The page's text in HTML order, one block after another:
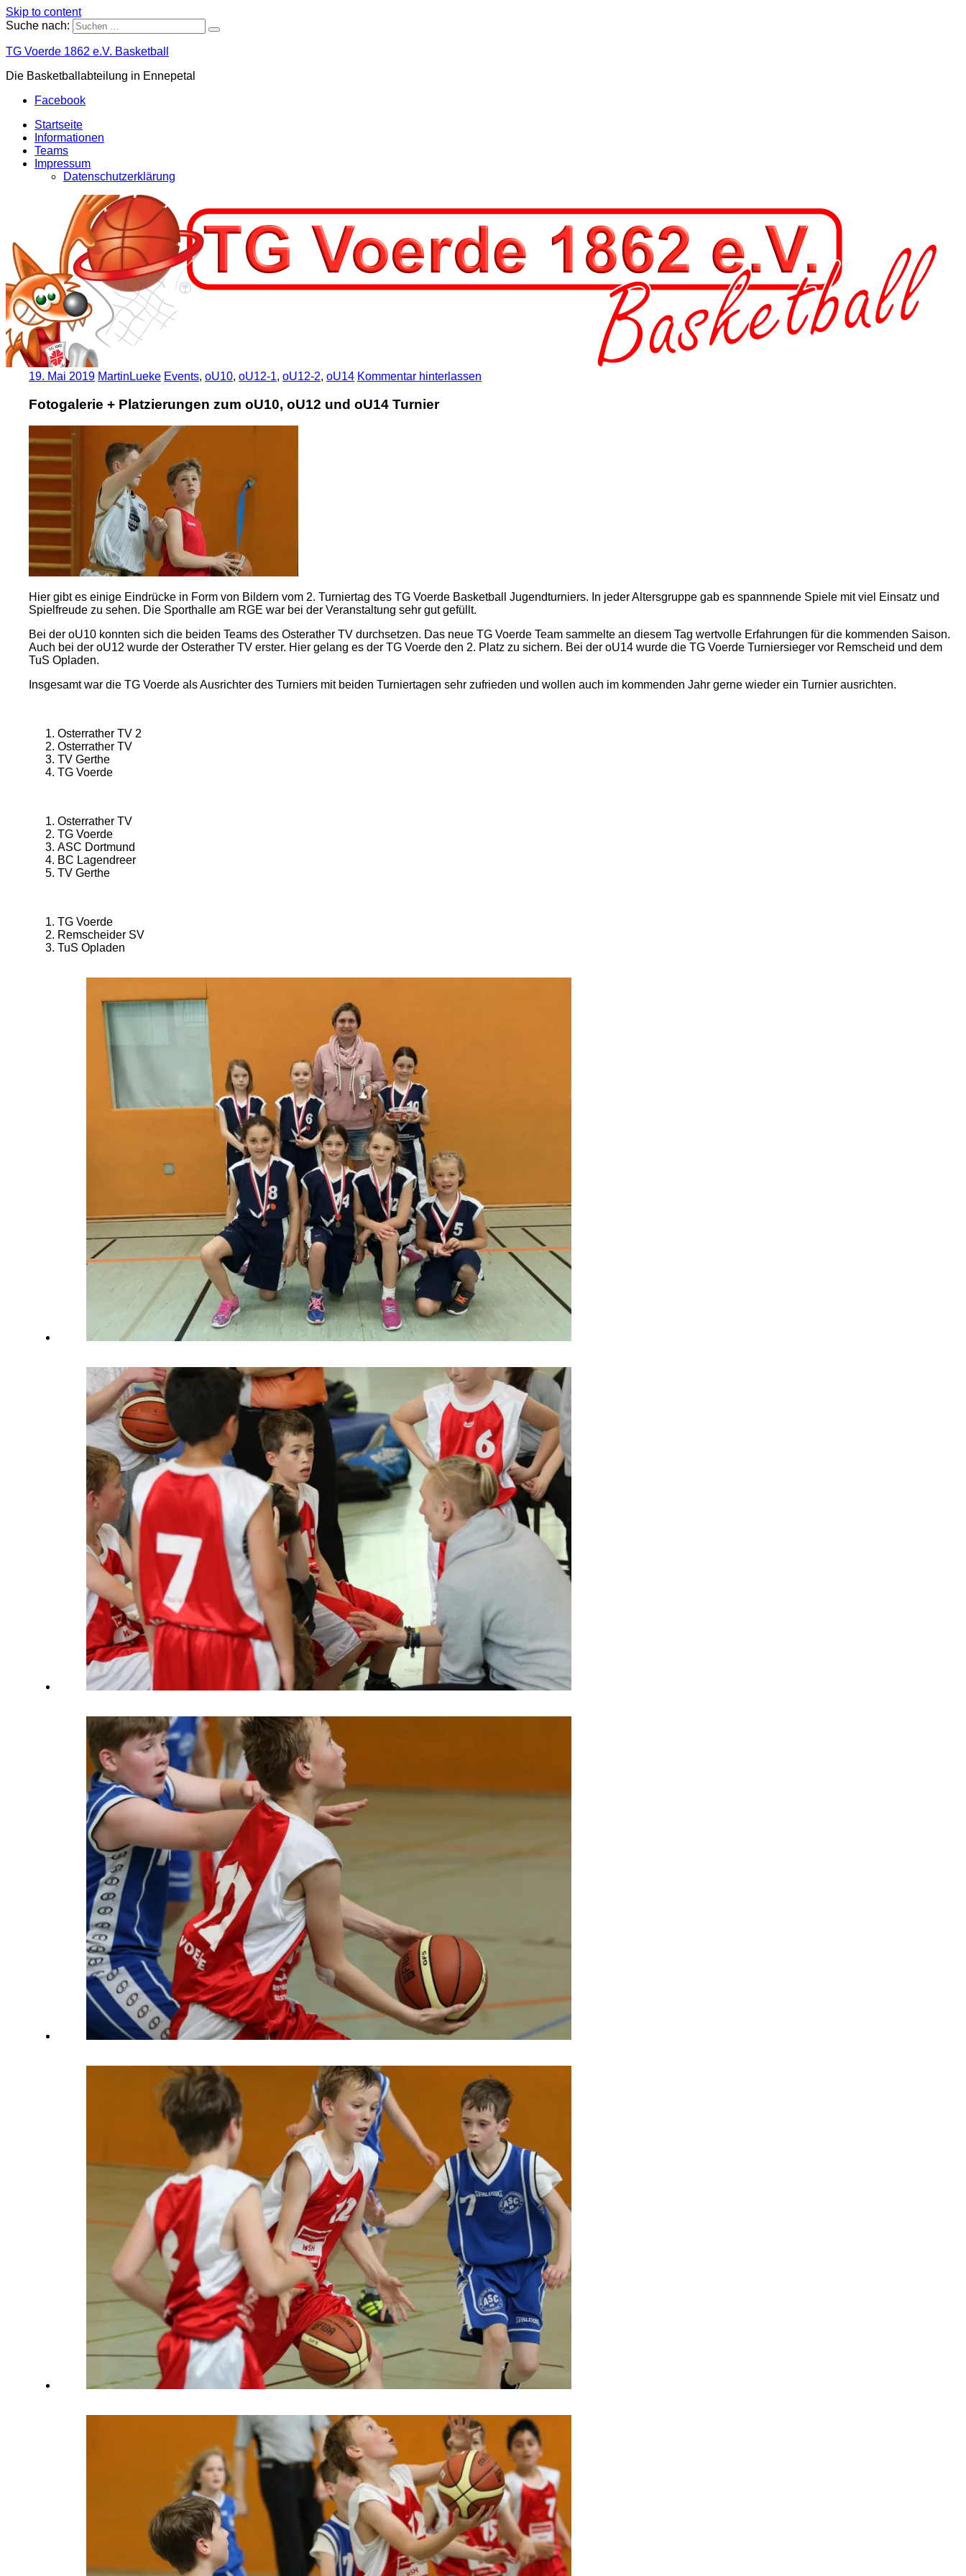
Skip to content
Suche nach:
TG Voerde 1862 e.V. Basketball
Die Basketballabteilung in Ennepetal
Facebook
Startseite
Informationen
Teams
Impressum
Datenschutzerklärung
19. Mai 2019 MartinLueke Events, oU10, oU12-1, oU12-2, oU14 Kommentar hinterlassen
Fotogalerie + Platzierungen zum oU10, oU12 und oU14 Turnier
Hier gibt es einige Eindrücke in Form von Bildern vom 2. Turniertag des TG Voerde Basketball Jugendturniers. In jeder Altersgruppe gab es spannnende Spiele mit viel Einsatz und
Spielfreude zu sehen. Die Sporthalle am RGE war bei der Veranstaltung sehr gut gefüllt.
Bei der oU10 konnten sich die beiden Teams des Osterather TV durchsetzen. Das neue TG Voerde Team sammelte an diesem Tag wertvolle Erfahrungen für die kommenden Saison.
Auch bei der oU12 wurde der Osterather TV erster. Hier gelang es der TG Voerde den 2. Platz zu sichern. Bei der oU14 wurde die TG Voerde Turniersieger vor Remscheid und dem
TuS Opladen.
Insgesamt war die TG Voerde als Ausrichter des Turniers mit beiden Turniertagen sehr zufrieden und wollen auch im kommenden Jahr gerne wieder ein Turnier ausrichten.
Osterrather TV 2
Osterrather TV
TV Gerthe
TG Voerde
Osterrather TV
TG Voerde
ASC Dortmund
BC Lagendreer
TV Gerthe
TG Voerde
Remscheider SV
TuS Opladen